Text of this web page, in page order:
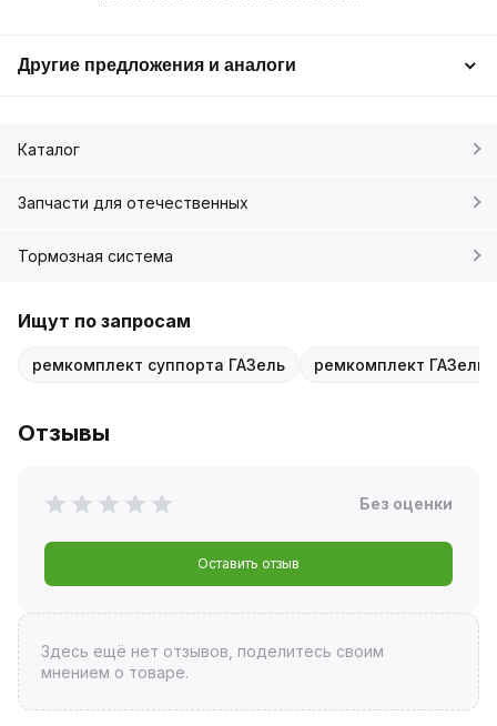
Другие предложения и аналоги
Каталог
Запчасти для отечественных
Тормозная система
Ищут по запросам
ремкомплект суппорта ГАЗель ремкомплект ГАЗель
Отзывы
Без оценки
Оставить отзыв
Здесь ещё нет отзывов, поделитесь своим
мнением о товаре.